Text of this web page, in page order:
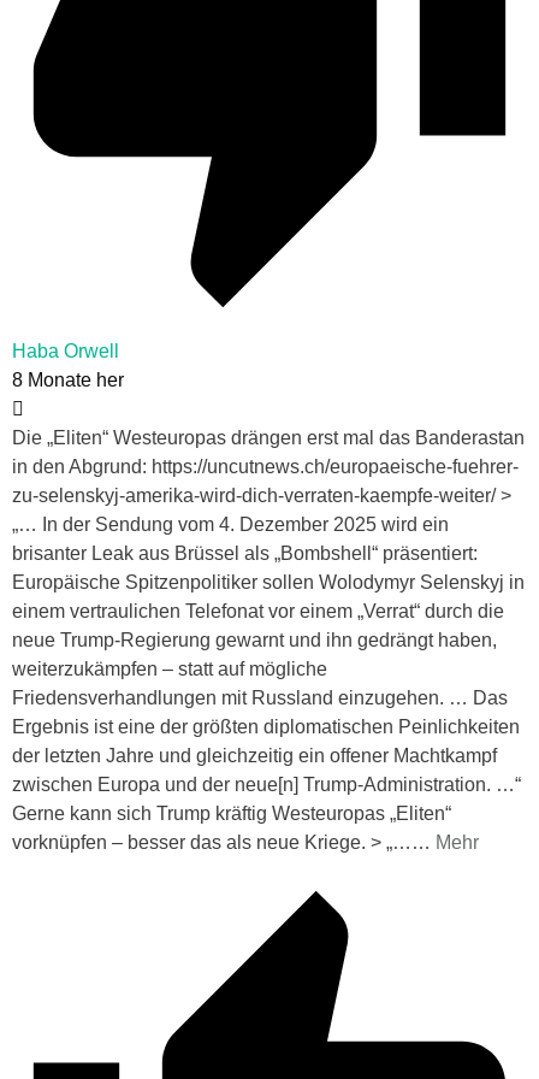
Haba Orwell
8 Monate her
Die „Eliten“ Westeuropas drängen erst mal das Banderastan
in den Abgrund: https://uncutnews.ch/europaeische-fuehrer-
zu-selenskyj-amerika-wird-dich-verraten-kaempfe-weiter/ >
„… In der Sendung vom 4. Dezember 2025 wird ein
brisanter Leak aus Brüssel als „Bombshell“ präsentiert:
Europäische Spitzenpolitiker sollen Wolodymyr Selenskyj in
einem vertraulichen Telefonat vor einem „Verrat“ durch die
neue Trump-Regierung gewarnt und ihn gedrängt haben,
weiterzukämpfen – statt auf mögliche
Friedensverhandlungen mit Russland einzugehen. … Das
Ergebnis ist eine der größten diplomatischen Peinlichkeiten
der letzten Jahre und gleichzeitig ein offener Machtkampf
zwischen Europa und der neue[n] Trump-Administration. …“
Gerne kann sich Trump kräftig Westeuropas „Eliten“
vorknüpfen – besser das als neue Kriege. > „… … Mehr